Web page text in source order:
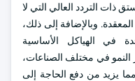
ذات التردد العالي التي لا
المعقدة. وبالإضافة إلى ذلك،
في الهياكل الأساسية
النمو في مختلف الصناعات،
يزيد من دفع الحاجة إلى